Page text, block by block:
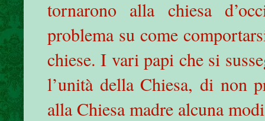
tornarono alla chiesa
problema su come
chiese. I vari papi che si
l’unità della Chiesa, di non
alla Chiesa madre alcuna